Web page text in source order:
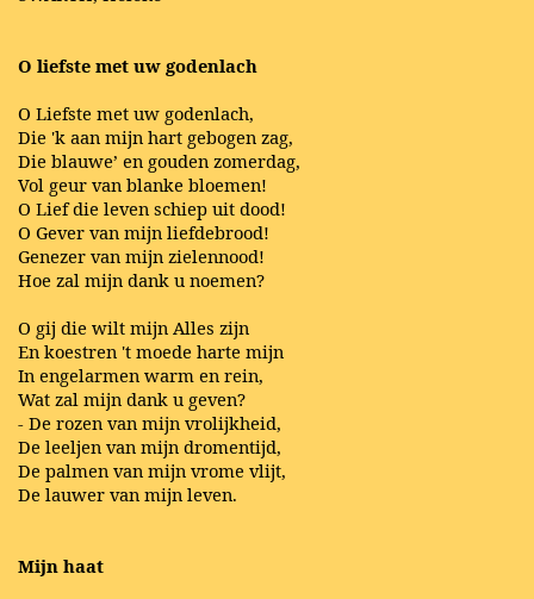
O liefste met uw godenlach
O Liefste met uw godenlach,
Die 'k aan mijn hart gebogen zag,
Die blauwe’ en gouden zomerdag,
Vol geur van blanke bloemen!
O Lief die leven schiep uit dood!
O Gever van mijn liefdebrood!
Genezer van mijn zielennood!
Hoe zal mijn dank u noemen?
O gij die wilt mijn Alles zijn
En koestren 't moede harte mijn
In engelarmen warm en rein,
Wat zal mijn dank u geven?
- De rozen van mijn vrolijkheid,
De leeljen van mijn dromentijd,
De palmen van mijn vrome vlijt,
De lauwer van mijn leven.
Mijn haat